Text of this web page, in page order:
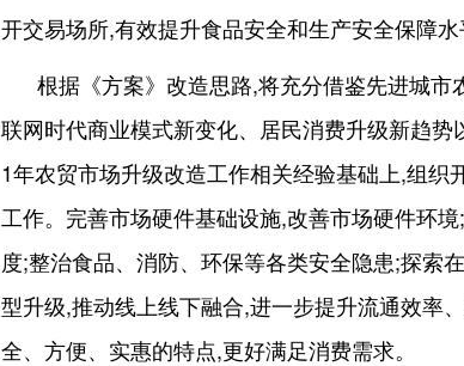
开交易场所,有效提升食品安全和生产安全保障水
根据《方案》改造思路,将充分借鉴先进城
联网时代商业模式新变化、居民消费升级新趋
1年农贸市场升级改造工作相关经验基础上,组织
工作。完善市场硬件基础设施,改善市场硬件环
度;整治食品、消防、环保等各类安全隐患;探索
型升级,推动线上线下融合,进一步提升流通效率
全、方便、实惠的特点,更好满足消费需求。